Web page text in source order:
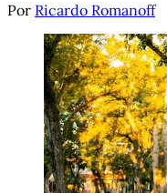
Por Ricardo Romanoff